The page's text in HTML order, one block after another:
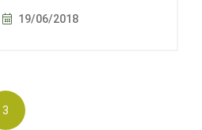
19/06/2018
3